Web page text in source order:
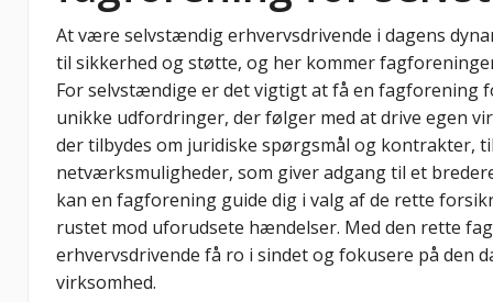
At være selvstændig erhvervsdrivende i dagens
til sikkerhed og støtte, og her kommer
For selvstændige er det vigtigt at få en fagforening
unikke udfordringer, der følger med at drive egen
der tilbydes om juridiske spørgsmål og kontrakter,
netværksmuligheder, som giver adgang til et
kan en fagforening guide dig i valg af de rette
rustet mod uforudsete hændelser. Med den rette
erhvervsdrivende få ro i sindet og fokusere på den
virksomhed.